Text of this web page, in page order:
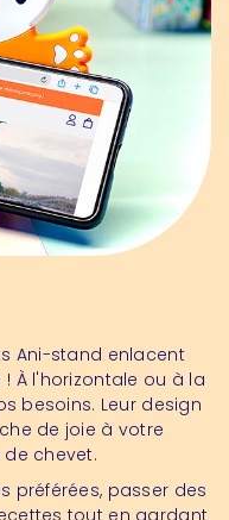
Ani-stand enlacent
À l'horizontale ou à la
besoins. Leur design
de joie à votre
chevet.
préférées, passer des
tout en gardant